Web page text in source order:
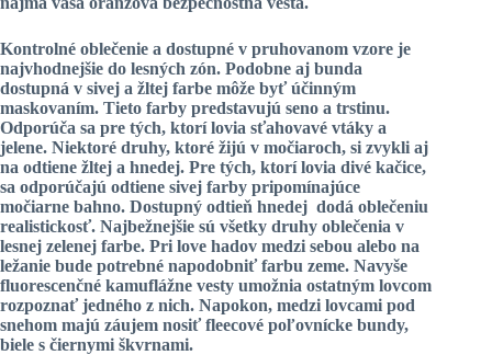
Kontrolné oblečenie a dostupné v pruhovanom vzore je
najvhodnejšie do lesných zón. Podobne aj bunda
dostupná v sivej a žltej farbe môže byť účinným
maskovaním. Tieto farby predstavujú seno a trstinu.
Odporúča sa pre tých, ktorí lovia sťahovavé vtáky a
jelene. Niektoré druhy, ktoré žijú v močiaroch, si zvykli aj
na odtiene žltej a hnedej. Pre tých, ktorí lovia divé kačice,
sa odporúčajú odtiene sivej farby pripomínajúce
močiarne bahno. Dostupný odtieň hnedej dodá oblečeniu
realistickosť. Najbežnejšie sú všetky druhy oblečenia v
lesnej zelenej farbe. Pri love hadov medzi sebou alebo na
ležanie bude potrebné napodobniť farbu zeme. Navyše
fluorescenčné kamuflážne vesty umožnia ostatným lovcom
rozpoznať jedného z nich. Napokon, medzi lovcami pod
snehom majú záujem nosiť fleecové poľovnícke bundy,
biele s čiernymi škvrnami.